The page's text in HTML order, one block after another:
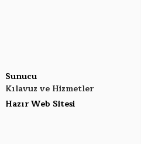
Sunucu
Kılavuz ve Hizmetler
Hazır Web Sitesi